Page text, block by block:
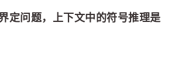
定问题，上下文中的符号推理是